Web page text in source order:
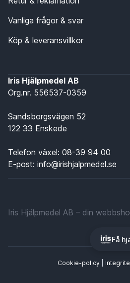
Vanliga frågor & svar
Köp & leveransvillkor
Iris Hjälpmedel AB
Org.nr. 556537-0359
Sandsborgsvägen 52
122 33 Enskede
Telefon växel: 08-39 94 00
E-post: info@irishjalpmedel.se
Iris Hjälpmedel AB – din
Cookie-policy